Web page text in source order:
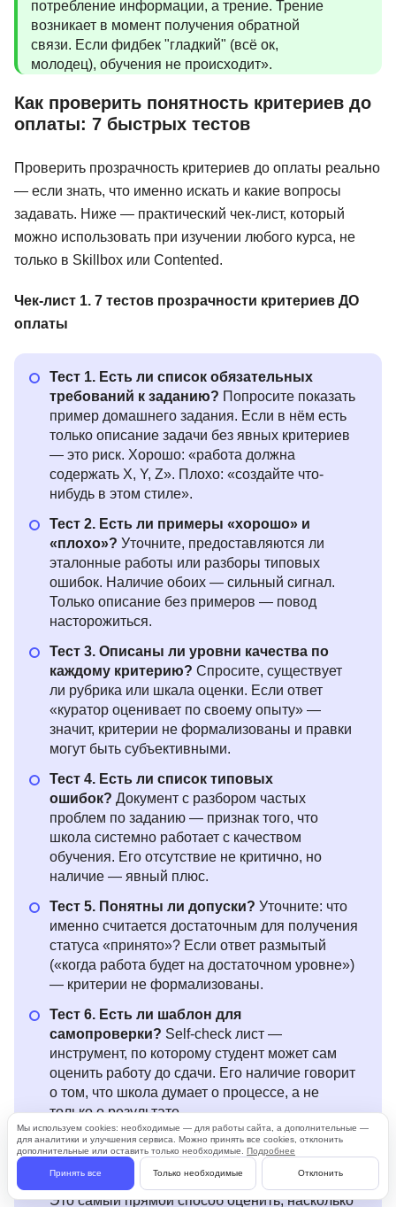
потребление информации, а трение. Трение
возникает в момент получения обратной
связи. Если фидбек "гладкий" (всё ок,
молодец), обучения не происходит».
Как проверить понятность критериев до
оплаты: 7 быстрых тестов
Проверить прозрачность критериев до оплаты реально
— если знать, что именно искать и какие вопросы
задавать. Ниже — практический чек-лист, который
можно использовать при изучении любого курса, не
только в Skillbox или Contented.
Чек-лист 1. 7 тестов прозрачности критериев ДО
оплаты
Тест 1. Есть ли список обязательных
требований к заданию? Попросите показать
пример домашнего задания. Если в нём есть
только описание задачи без явных критериев
— это риск. Хорошо: «работа должна
содержать X, Y, Z». Плохо: «создайте что-
нибудь в этом стиле».
Тест 2. Есть ли примеры «хорошо» и
«плохо»? Уточните, предоставляются ли
эталонные работы или разборы типовых
ошибок. Наличие обоих — сильный сигнал.
Только описание без примеров — повод
насторожиться.
Тест 3. Описаны ли уровни качества по
каждому критерию? Спросите, существует
ли рубрика или шкала оценки. Если ответ
«куратор оценивает по своему опыту» —
значит, критерии не формализованы и правки
могут быть субъективными.
Тест 4. Есть ли список типовых
ошибок? Документ с разбором частых
проблем по заданию — признак того, что
школа системно работает с качеством
обучения. Его отсутствие не критично, но
наличие — явный плюс.
Тест 5. Понятны ли допуски? Уточните: что
именно считается достаточным для получения
статуса «принято»? Если ответ размытый
(«когда работа будет на достаточном уровне»)
— критерии не формализованы.
Тест 6. Есть ли шаблон для
самопроверки? Self-check лист —
инструмент, по которому студент может сам
оценить работу до сдачи. Его наличие говорит
о том, что школа думает о процессе, а не
только о результате.
Тест 7. Можно ли увидеть пример
реального фидбэка?Попросите показать
анонимный пример правок к чужой работе.
Это самый прямой способ оценить, насколько
Мы используем cookies: необходимые — для работы сайта, а дополнительные —
для аналитики и улучшения сервиса. Можно принять все cookies, отклонить
дополнительные или оставить только необходимые. Подробнее
Принять все Только необходимые Отклонить